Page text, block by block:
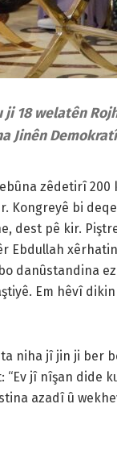
18 welatên
Jinên
zêdetirî
Kongreyê bi
dest pê kir.
Ebdullah
danûstandina
Em hêvî
niha jî jin ji ber
jî nîşan dide
azadî û